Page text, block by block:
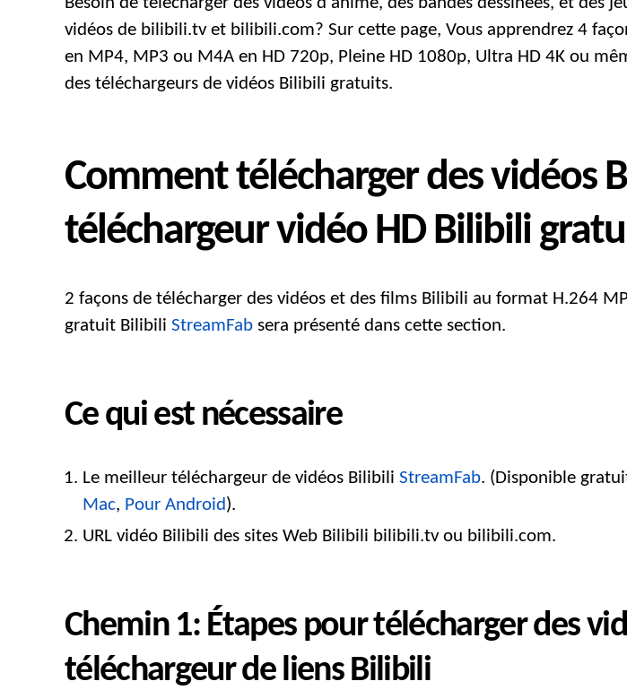
vidéos de bilibili.tv et bilibili.com? Sur cette page, Vous apprendrez 4
en MP4, MP3 ou M4A en HD 720p, Pleine HD 1080p, Ultra HD 4K ou
des téléchargeurs de vidéos Bilibili gratuits.
Comment télécharger des vidéos
téléchargeur vidéo HD Bilibili
2 façons de télécharger des vidéos et des films Bilibili au format H.264
gratuit Bilibili StreamFab sera présenté dans cette section.
Ce qui est nécessaire
Le meilleur téléchargeur de vidéos Bilibili StreamFab. (Disponible
Mac, Pour Android).
URL vidéo Bilibili des sites Web Bilibili bilibili.tv ou bilibili.com.
Chemin 1: Étapes pour télécharger des
téléchargeur de liens Bilibili